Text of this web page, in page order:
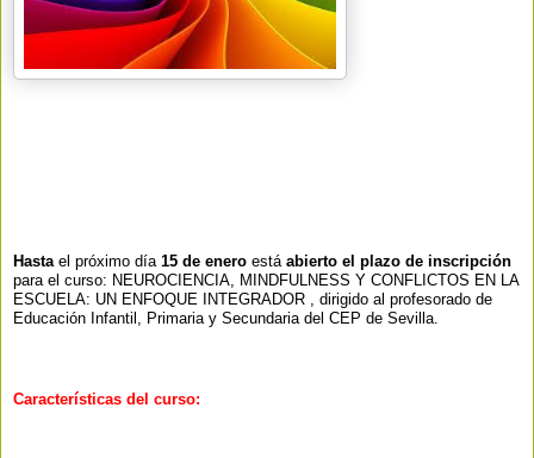
Hasta el próximo día 15 de enero está abierto el plazo de inscripción
para el curso: NEUROCIENCIA, MINDFULNESS Y CONFLICTOS EN LA
ESCUELA: UN ENFOQUE INTEGRADOR , dirigido al profesorado de
Educación Infantil, Primaria y Secundaria del CEP de Sevilla.
Características del curso: